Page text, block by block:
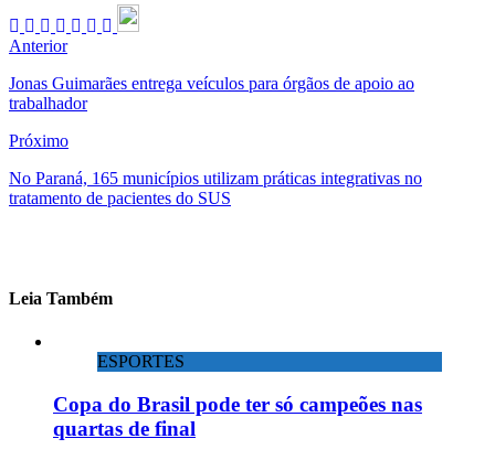
Anterior
Jonas Guimarães entrega veículos para órgãos de apoio ao
trabalhador
Próximo
No Paraná, 165 municípios utilizam práticas integrativas no
tratamento de pacientes do SUS
Leia Também
ESPORTES
Copa do Brasil pode ter só campeões nas
quartas de final